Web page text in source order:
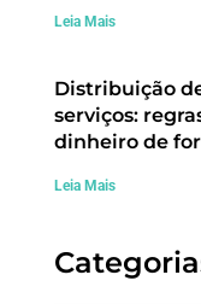
Leia Mais
Distribuição
serviços:
dinheiro de
Leia Mais